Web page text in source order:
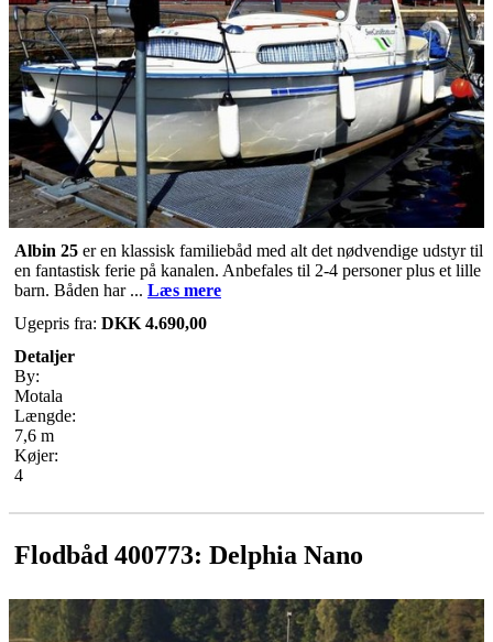
Albin 25 er en klassisk familiebåd med alt det nødvendige udstyr til
en fantastisk ferie på kanalen. Anbefales til 2-4 personer plus et lille
barn. Båden har ... Læs mere
Ugepris fra: DKK 4.690,00
Detaljer
By:
Motala
Længde:
7,6 m
Køjer:
4
Flodbåd 400773: Delphia Nano